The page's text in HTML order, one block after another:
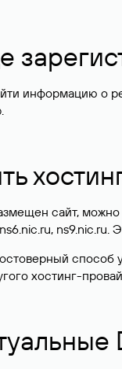
информацию о
сайт,
ns9.nic.ru.
способ
хостинг-